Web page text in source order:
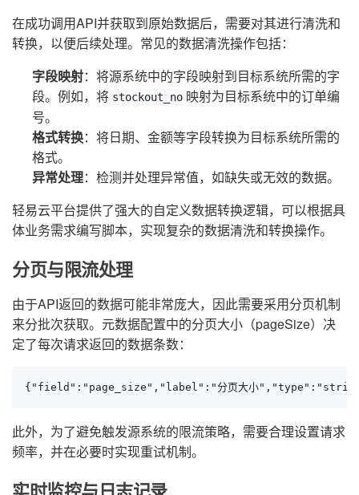
在成功调用API并获取到原始数据后，需要对其进行清洗和
转换，以便后续处理。常见的数据清洗操作包括：
字段映射：将源系统中的字段映射到目标系统所需的字
段。例如，将 stockout_no 映射为目标系统中的订单编
号。
格式转换：将日期、金额等字段转换为目标系统所需的
格式。
异常处理：检测并处理异常值，如缺失或无效的数据。
轻易云平台提供了强大的自定义数据转换逻辑，可以根据具
体业务需求编写脚本，实现复杂的数据清洗和转换操作。
分页与限流处理
由于API返回的数据可能非常庞大，因此需要采用分页机制
来分批次获取。元数据配置中的分页大小（pageSize）决
定了每次请求返回的数据条数：
{"field":"page_size","label":"分页大小
此外，为了避免触发源系统的限流策略，需要合理设置请求
频率，并在必要时实现重试机制。